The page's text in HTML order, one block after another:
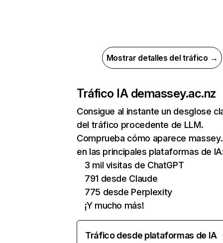
Mostrar detalles del tráfico →
Tráfico IA demassey.ac.nz
Consigue al instante un desglose
del tráfico procedente de LLM.
Comprueba cómo aparece
en las principales plataformas de
3 mil visitas de ChatGPT
791 desde Claude
775 desde Perplexity
¡Y mucho más!
Tráfico desde plataformas de IA